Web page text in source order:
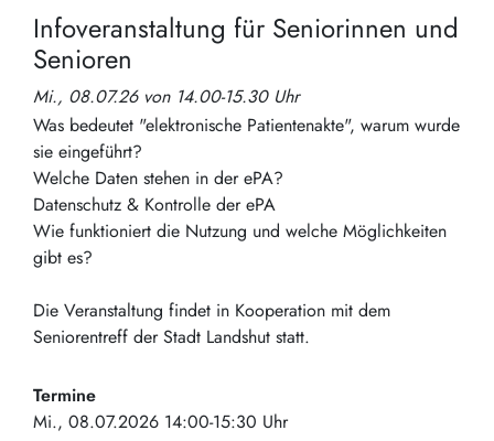
Infoveranstaltung für Seniorinnen und
Senioren
Mi., 08.07.26 von 14.00-15.30 Uhr
Was bedeutet "elektronische Patientenakte", warum wurde
sie eingeführt?
Welche Daten stehen in der ePA?
Datenschutz & Kontrolle der ePA
Wie funktioniert die Nutzung und welche Möglichkeiten
gibt es?
Die Veranstaltung findet in Kooperation mit dem
Seniorentreff der Stadt Landshut statt.
Termine
Mi., 08.07.2026 14:00-15:30 Uhr